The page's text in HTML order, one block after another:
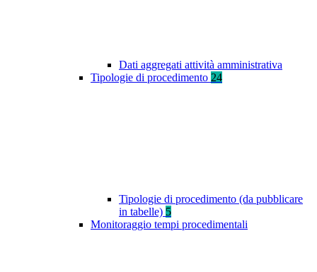
Dati aggregati attività amministrativa
Tipologie di procedimento 24
Tipologie di procedimento (da pubblicare
in tabelle) 5
Monitoraggio tempi procedimentali